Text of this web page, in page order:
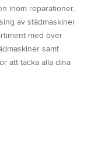
inom reparationer,
av städmaskiner
med över
samt
att täcka alla dina